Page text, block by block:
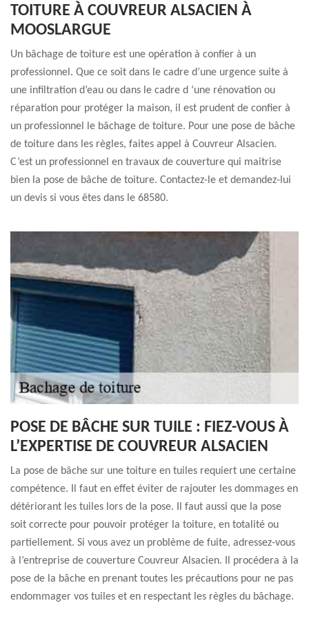
TOITURE À COUVREUR ALSACIEN À
MOOSLARGUE
Un bâchage de toiture est une opération à confier à un
professionnel. Que ce soit dans le cadre d’une urgence suite à
une infiltration d’eau ou dans le cadre d ‘une rénovation ou
réparation pour protéger la maison, il est prudent de confier à
un professionnel le bâchage de toiture. Pour une pose de bâche
de toiture dans les règles, faites appel à Couvreur Alsacien.
C’est un professionnel en travaux de couverture qui maitrise
bien la pose de bâche de toiture. Contactez-le et demandez-lui
un devis si vous êtes dans le 68580.
POSE DE BÂCHE SUR TUILE : FIEZ-VOUS À
L’EXPERTISE DE COUVREUR ALSACIEN
La pose de bâche sur une toiture en tuiles requiert une certaine
compétence. Il faut en effet éviter de rajouter les dommages en
détériorant les tuiles lors de la pose. Il faut aussi que la pose
soit correcte pour pouvoir protéger la toiture, en totalité ou
partiellement. Si vous avez un problème de fuite, adressez-vous
à l’entreprise de couverture Couvreur Alsacien. Il procédera à la
pose de la bâche en prenant toutes les précautions pour ne pas
endommager vos tuiles et en respectant les règles du bâchage.